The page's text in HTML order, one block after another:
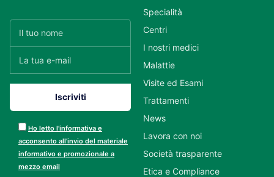
Ho letto l’informativa e
acconsento all’invio del materiale
informativo e promozionale a
mezzo email
Specialità
Centri
I nostri medici
Malattie
Visite ed Esami
Trattamenti
News
Lavora con noi
Società trasparente
Etica e Compliance